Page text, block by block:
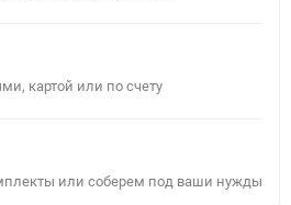
картой или по счету
или соберем под ваши нужды